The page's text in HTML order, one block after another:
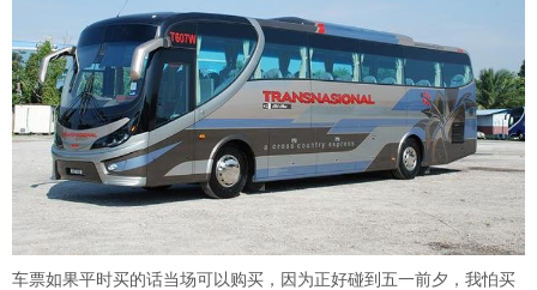
车票如果平时买的话当场可以购买，因为正好碰到五一前夕，我怕买